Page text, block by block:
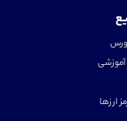
ارزها